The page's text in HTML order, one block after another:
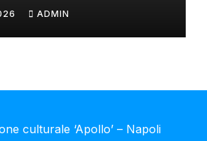
ADMIN
culturale ‘Apollo’ – Napoli